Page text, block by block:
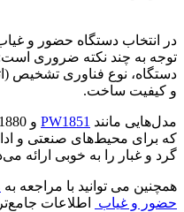
در انتخاب دستگاه حضور و
دستگاه، نوع فناوری تشخیص
و کیفیت ساخت.
مدل‌هایی مانند PW1851
که برای محیط‌های صنعتی و
گرد و غبار را به خوبی ارائه
همچنین می توانید با مراجعه به
حضور و غیاب
اطلاعات